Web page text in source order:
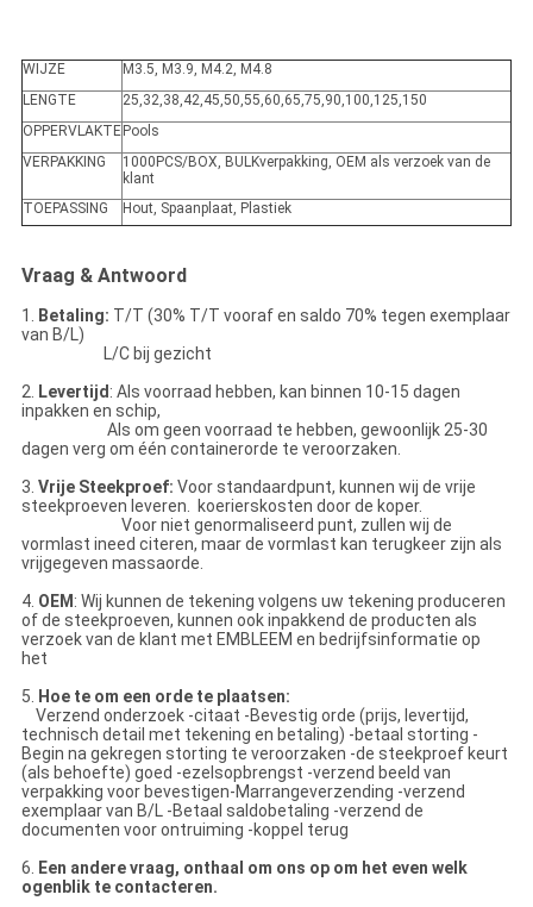
WIJZE
M3.5, M3.9, M4.2, M4.8
LENGTE
25,32,38,42,45,50,55,60,65,75,90,100,125,150
OPPERVLAKTE Pools
VERPAKKING
1000PCS/BOX, BULKverpakking, OEM als verzoek van de
klant
TOEPASSING
Hout, Spaanplaat, Plastiek
Vraag & Antwoord
1. Betaling: T/T (30% T/T vooraf en saldo 70% tegen exemplaar
van B/L)
L/C bij gezicht
2.
Levertijd : Als voorraad hebben, kan binnen 10-15 dagen
inpakken en schip,
Als om geen voorraad te hebben, gewoonlijk 25-30
dagen verg om één containerorde te veroorzaken.
3. Vrije Steekproef: Voor standaardpunt, kunnen wij de vrije
steekproeven leveren. koerierskosten door de koper.
Voor niet genormaliseerd punt, zullen wij de
vormlast ineed citeren, maar de vormlast kan terugkeer zijn als
vrijgegeven massaorde.
4. OEM : Wij kunnen de tekening volgens uw tekening produceren
of de steekproeven, kunnen ook inpakkend de producten als
verzoek van de klant met EMBLEEM en bedrijfsinformatie op
het
5.
Hoe te om een orde te plaatsen:
Verzend onderzoek -citaat -Bevestig orde (prijs, levertijd,
technisch detail met tekening en betaling) -betaal storting -
Begin na gekregen storting te veroorzaken -de steekproef keurt
(als behoefte) goed -ezelsopbrengst -verzend beeld van
verpakking voor bevestigen-Marrangeverzending -verzend
exemplaar van B/L -Betaal saldobetaling -verzend de
documenten voor ontruiming -koppel terug
6.
Een andere vraag, onthaal om ons op om het even welk
ogenblik te contacteren.